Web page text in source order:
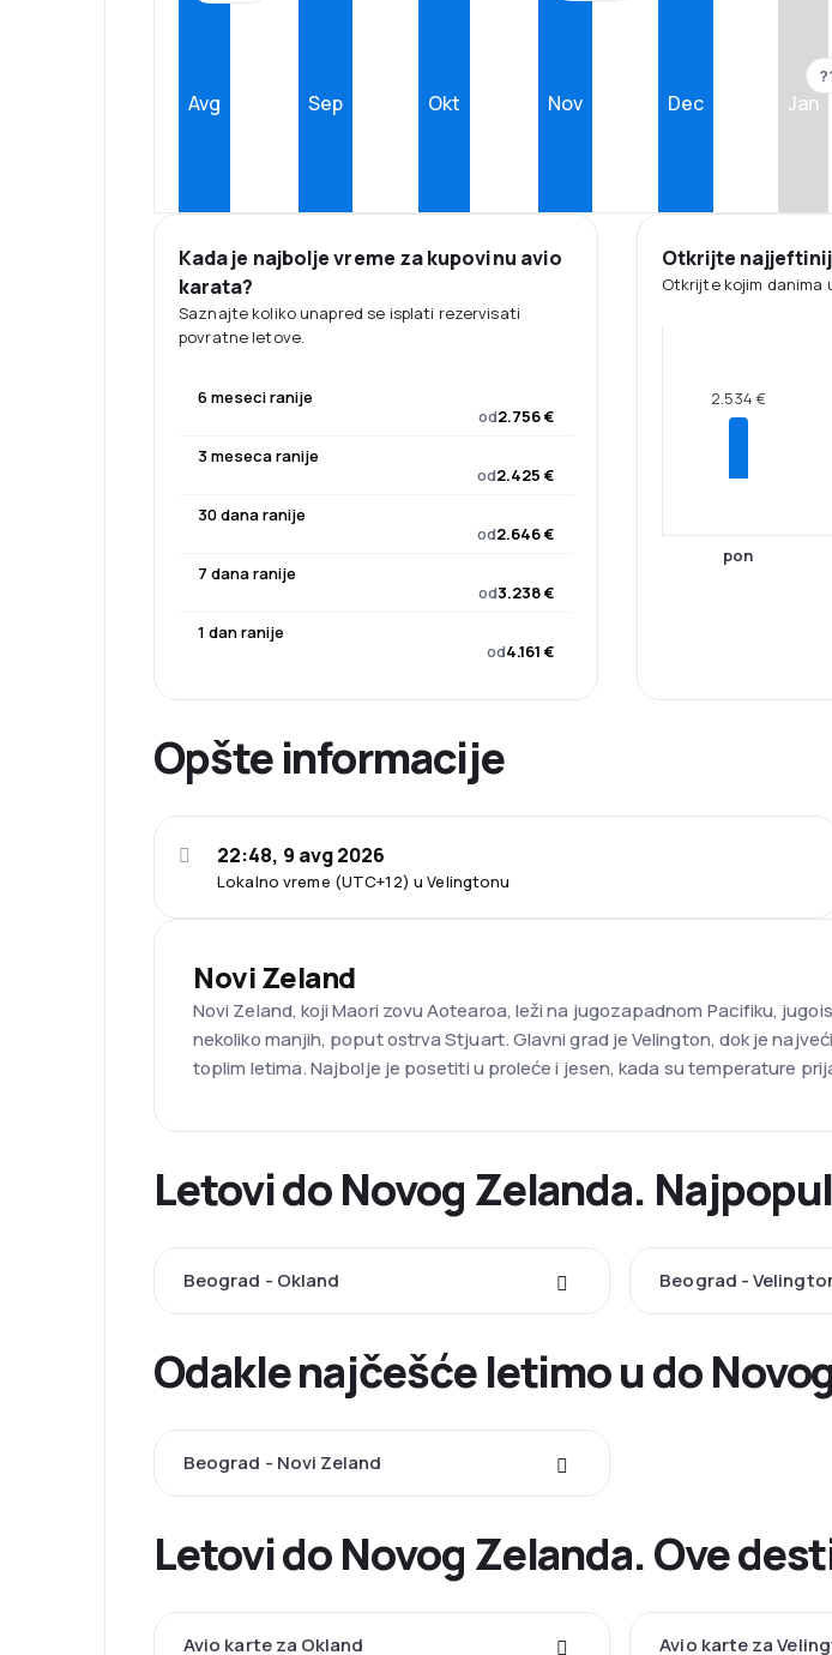
Avg Sep Okt Nov Dec Jan
Kada je najbolje vreme za kupovinu avio
karata?
Saznajte koliko unapred se isplati rezervisati
povratne letove.
6 meseci ranije
od2.756 €
3 meseca ranije
od2.425 €
30 dana ranije
od2.646 €
7 dana ranije
od3.238 €
1 dan ranije
od4.161 €
Otkrijte
Otkrijte kojim danima
2.534 €
pon
Opšte informacije
Lokalno vreme (UTC+12) u Velingtonu
22:48, 9 avg 2026
Novi Zeland
Novi Zeland, koji Maori zovu Aotearoa, leži na jugozapadnom Pacifiku,
nekoliko manjih, poput ostrva Stjuart. Glavni grad je Velington, dok je
toplim letima. Najbolje je posetiti u proleće i jesen, kada su temperature
Letovi do Novog Zelanda.
Beograd - Okland Beograd -
Odakle najčešće letimo u do
Beograd - Novi Zeland
Letovi do Novog Zelanda. Ove
Avio karte za Okland Avio karte za